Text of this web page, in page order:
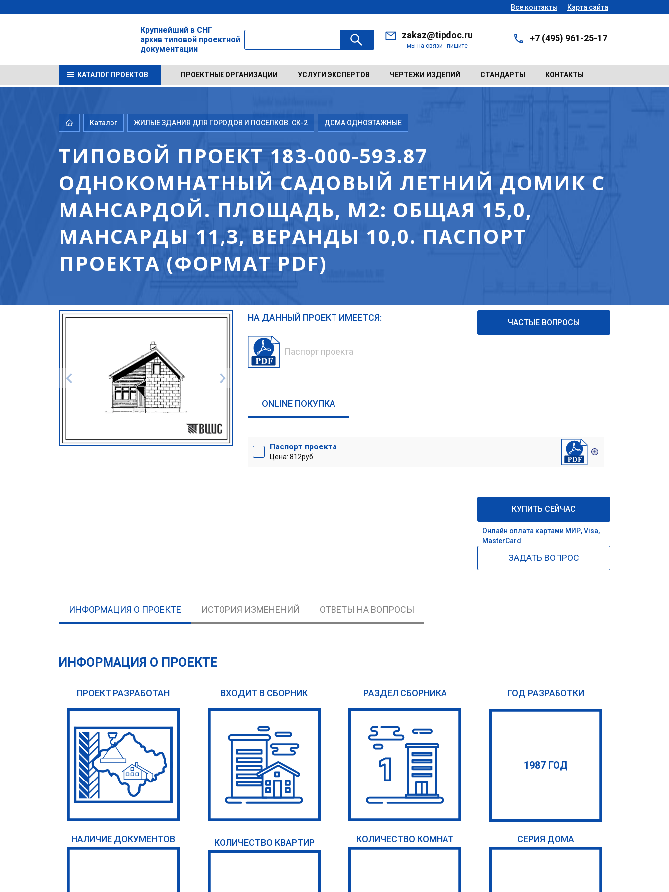
Все контакты Карта сайта
Крупнейший в СНГ
архив типовой проектной
документации
zakaz@tipdoc.ru
мы на связи - пишите
+7 (495) 961-25-17
КАТАЛОГ ПРОЕКТОВ ПРОЕКТНЫЕ ОРГАНИЗАЦИИ УСЛУГИ ЭКСПЕРТОВ ЧЕРТЕЖИ ИЗДЕЛИЙ СТАНДАРТЫ КОНТАКТЫ
Каталог ЖИЛЫЕ ЗДАНИЯ ДЛЯ ГОРОДОВ И ПОСЕЛКОВ. СК-2 ДОМА ОДНОЭТАЖНЫЕ
ТИПОВОЙ ПРОЕКТ 183-000-593.87
ОДНОКОМНАТНЫЙ САДОВЫЙ ЛЕТНИЙ ДОМИК С
МАНСАРДОЙ. ПЛОЩАДЬ, М2: ОБЩАЯ 15,0,
МАНСАРДЫ 11,3, ВЕРАНДЫ 10,0. ПАСПОРТ
ПРОЕКТА (ФОРМАТ PDF)
НА ДАННЫЙ ПРОЕКТ ИМЕЕТСЯ:
Паспорт проекта
ЧАСТЫЕ ВОПРОСЫ
ONLINE ПОКУПКА
Паспорт проекта
Цена: 812руб.
КУПИТЬ СЕЙЧАС
Онлайн оплата картами МИР, Visa,
MasterCard
ЗАДАТЬ ВОПРОС
ИНФОРМАЦИЯ О ПРОЕКТЕ ИСТОРИЯ ИЗМЕНЕНИЙ ОТВЕТЫ НА ВОПРОСЫ
ИНФОРМАЦИЯ О ПРОЕКТЕ
ПРОЕКТ РАЗРАБОТАН ВХОДИТ В СБОРНИК РАЗДЕЛ СБОРНИКА ГОД РАЗРАБОТКИ
1987 ГОД
НАЛИЧИЕ ДОКУМЕНТОВ КОЛИЧЕСТВО КВАРТИР КОЛИЧЕСТВО КОМНАТ СЕРИЯ ДОМА